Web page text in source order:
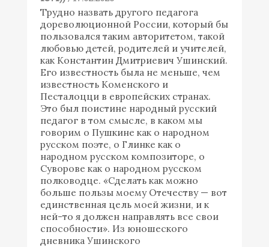
Трудно назвать другого педагога
дореволюционной России, который бы
пользовался таким авторитетом, такой
любовью детей, родителей и учителей,
как Константин Дмитриевич Ушинский.
Его известность была не меньше, чем
известность Коменского и
Песталоцци в европейских странах.
Это был поистине народный русский
педагог в том смысле, в каком мы
говорим о Пушкине как о народном
русском поэте, о Глинке как о
народном русском композиторе, о
Суворове как о народном русском
полководце. «Сделать как можно
больше пользы моему Отечеству — вот
единственная цель моей жизни, и к
ней-то я должен направлять все свои
способности». Из юношеского
дневника Ушинского